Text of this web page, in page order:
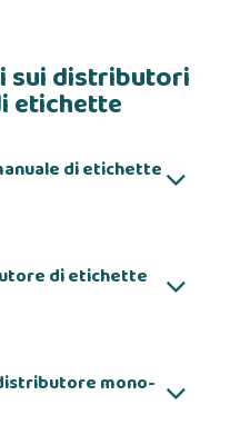
sui distributori
etichette
di etichette
di etichette
mono-